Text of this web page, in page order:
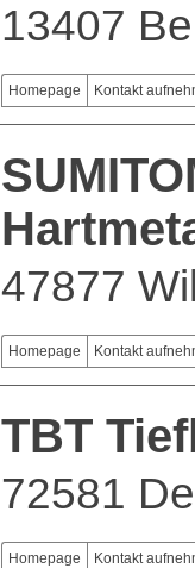
13407
Homepage Kontakt
47877
Homepage Kontakt
TBT
72581
Homepage Kontakt